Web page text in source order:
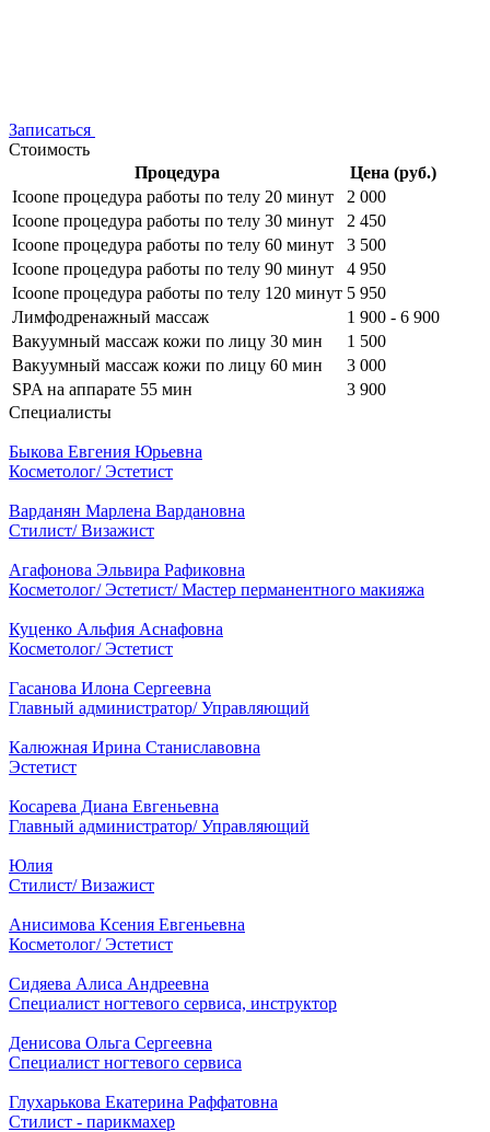
Записаться
Стоимость
Процедура
Цена (руб.)
Icoone процедура работы по телу 20 минут
2 000
Icoone процедура работы по телу 30 минут
2 450
Icoone процедура работы по телу 60 минут
3 500
Icoone процедура работы по телу 90 минут
4 950
Icoone процедура работы по телу 120 минут 5 950
Лимфодренажный массаж
1 900 - 6 900
Вакуумный массаж кожи по лицу 30 мин
1 500
Вакуумный массаж кожи по лицу 60 мин
3 000
SPA на аппарате 55 мин
3 900
Специалисты
Быкова Евгения Юрьевна
Косметолог/ Эстетист
Варданян Марлена Вардановна
Стилист/ Визажист
Агафонова Эльвира Рафиковна
Косметолог/ Эстетист/ Мастер перманентного макияжа
Куценко Альфия Аснафовна
Косметолог/ Эстетист
Гасанова Илона Сергеевна
Главный администратор/ Управляющий
Калюжная Ирина Станиславовна
Эстетист
Косарева Диана Евгеньевна
Главный администратор/ Управляющий
Юлия
Стилист/ Визажист
Анисимова Ксения Евгеньевна
Косметолог/ Эстетист
Сидяева Алиса Андреевна
Специалист ногтевого сервиса, инструктор
Денисова Ольга Сергеевна
Специалист ногтевого сервиса
Глухарькова Екатерина Раффатовна
Стилист - парикмахер